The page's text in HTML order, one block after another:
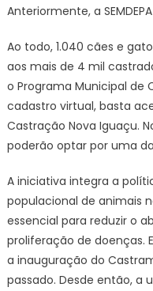
Anteriormente, a
Ao todo, 1.040 cães e
aos mais de 4 mil
o Programa Municipal de
cadastro virtual, basta
Castração Nova Iguaçu.
poderão optar por uma
A iniciativa integra a
populacional de animais
essencial para reduzir o
proliferação de doenças.
a inauguração do
passado. Desde então, a